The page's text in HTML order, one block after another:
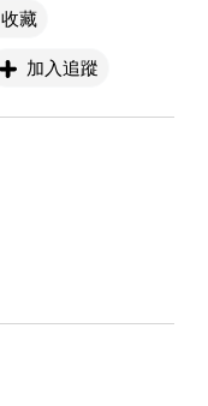
收藏
加入追蹤